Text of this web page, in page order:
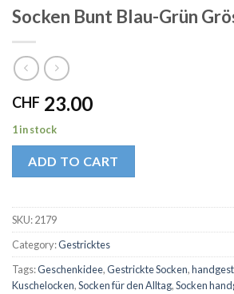
Socken Bunt Blau-Grün
CHF 23.00
1 in stock
ADD TO CART
SKU:2179
Category:Gestricktes
Tags:Geschenkidee,Gestrickte Socken,
Kuschelocken,Socken für den Alltag,Socken